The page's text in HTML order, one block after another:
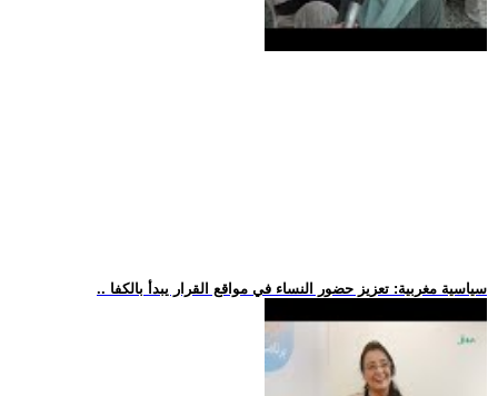
.. سياسية مغربية: تعزيز حضور النساء في مواقع القرار يبدأ بالكفا